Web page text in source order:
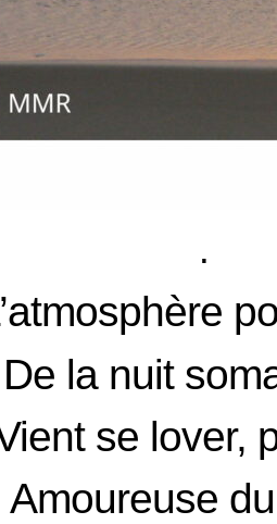
.
De la nuit
se lover,
Amoureuse